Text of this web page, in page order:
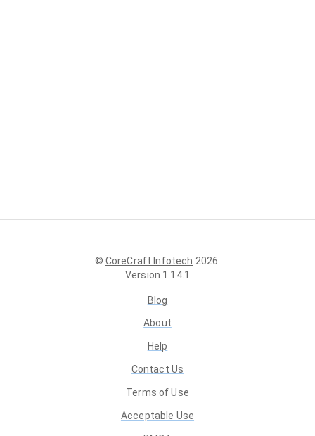
© CoreCraft Infotech 2026
Version 1.14.1
Blog
About
Help
Contact Us
Terms of Use
Acceptable Use